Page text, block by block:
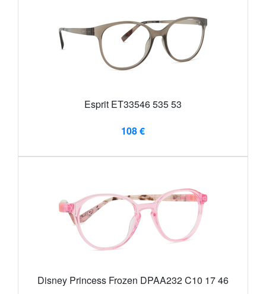
Esprit ET33546 535 53
108 €
Disney Princess Frozen DPAA232 C10 17 46